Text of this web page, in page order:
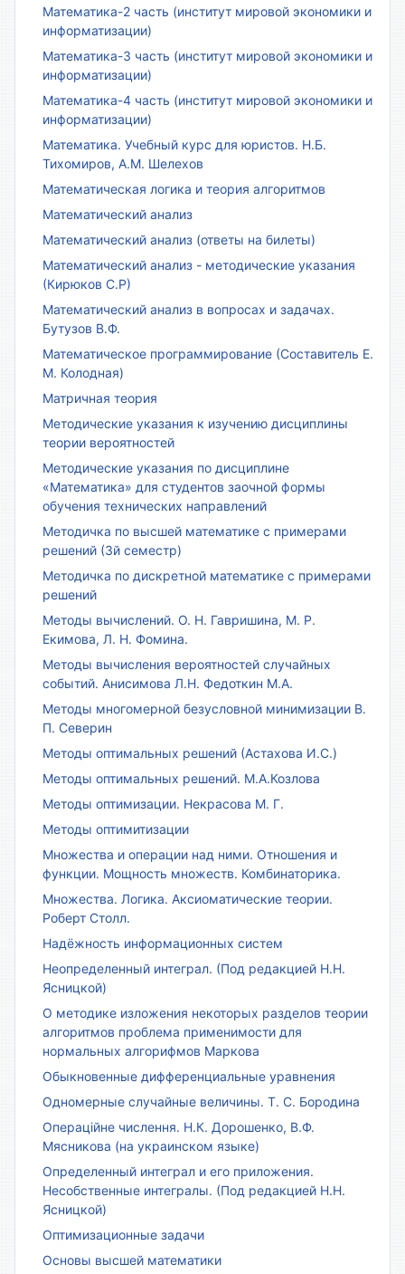
Математика-2 часть (институт мировой экономики и
информатизации)
Математика-3 часть (институт мировой экономики и
информатизации)
Математика-4 часть (институт мировой экономики и
информатизации)
Математика. Учебный курс для юристов. Н.Б.
Тихомиров, А.М. Шелехов
Математическая логика и теория алгоритмов
Математический анализ
Математический анализ (ответы на билеты)
Математический анализ - методические указания
(Кирюков С.Р)
Математический анализ в вопросах и задачах.
Бутузов В.Ф.
Математическое программирование (Составитель Е.
М. Колодная)
Матричная теория
Методические указания к изучению дисциплины
теории вероятностей
Методические указания по дисциплине
«Математика» для студентов заочной формы
обучения технических направлений
Методичка по высшей математике с примерами
решений (3й семестр)
Методичка по дискретной математике с примерами
решений
Методы вычислений. О. Н. Гавришина, М. Р.
Екимова, Л. Н. Фомина.
Методы вычисления вероятностей случайных
событий. Анисимова Л.Н. Федоткин М.А.
Методы многомерной безусловной минимизации В.
П. Северин
Методы оптимальных решений (Астахова И.С.)
Методы оптимальных решений. М.А.Козлова
Методы оптимизации. Некрасова М. Г.
Методы оптимитизации
Множества и операции над ними. Отношения и
функции. Мощность множеств. Комбинаторика.
Множества. Логика. Аксиоматические теории.
Роберт Столл.
Надёжность информационных систем
Неопределенный интеграл. (Под редакцией Н.Н.
Ясницкой)
О методике изложения некоторых разделов теории
алгоритмов проблема применимости для
нормальных алгорифмов Маркова
Обыкновенные дифференциальные уравнения
Одномерные случайные величины. Т. С. Бородина
Операційне числення. Н.К. Дорошенко, В.Ф.
Мясникова (на украинском языке)
Определенный интеграл и его приложения.
Несобственные интегралы. (Под редакцией Н.Н.
Ясницкой)
Оптимизационные задачи
Основы высшей математики